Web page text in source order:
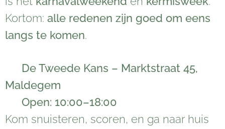
Kortom: alle redenen zijn goed om eens
langs te komen.
De Tweede Kans – Marktstraat 45,
Maldegem
Open: 10:00–18:00
Kom snuisteren, scoren, en ga naar huis